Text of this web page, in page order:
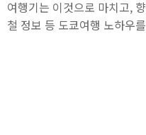
여행기는 이것으로 마치고,
철 정보 등 도쿄여행 노하우